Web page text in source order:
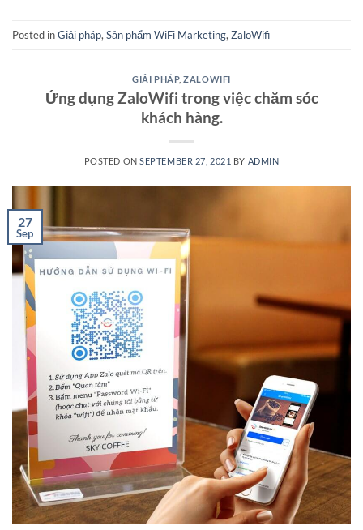
Posted inGiải pháp, Sản phẩm WiFi Marketing, ZaloWifi
GIẢI PHÁP,ZALOWIFI
Ứng dụng ZaloWifi trong việc chăm sóc
khách hàng.
POSTED ONSEPTEMBER 27, 2021 BY ADMIN
27
Sep